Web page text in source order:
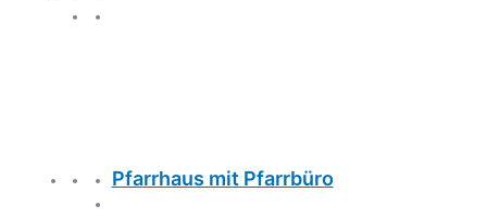
Pfarrhaus mit Pfarrbüro